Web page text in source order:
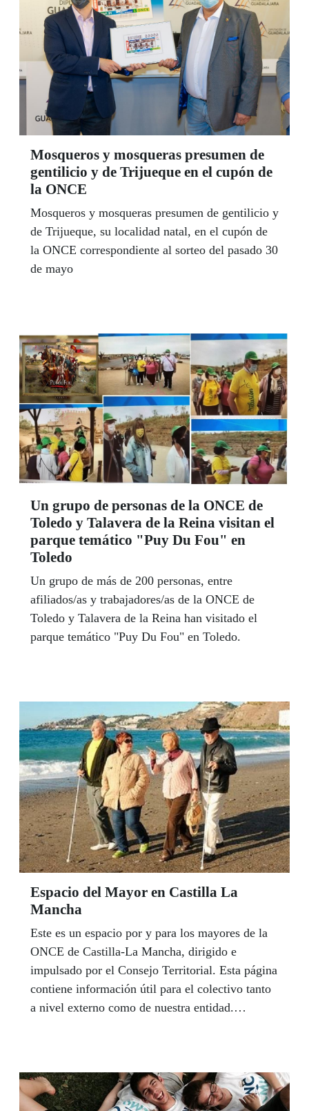
Mosqueros y mosqueras presumen de
gentilicio y de Trijueque en el cupón de
la ONCE
Mosqueros y mosqueras presumen de gentilicio y
de Trijueque, su localidad natal, en el cupón de
la ONCE correspondiente al sorteo del pasado 30
de mayo
Un grupo de personas de la ONCE de
Toledo y Talavera de la Reina visitan el
parque temático "Puy Du Fou" en
Toledo
Un grupo de más de 200 personas, entre
afiliados/as y trabajadores/as de la ONCE de
Toledo y Talavera de la Reina han visitado el
parque temático "Puy Du Fou" en Toledo.
Espacio del Mayor en Castilla La
Mancha
Este es un espacio por y para los mayores de la
ONCE de Castilla-La Mancha, dirigido e
impulsado por el Consejo Territorial. Esta página
contiene información útil para el colectivo tanto
a nivel externo como de nuestra entidad.
Elena Rodríguez Fernández y su equipo de
colaboradores en los centros de la ONCE, ¡están